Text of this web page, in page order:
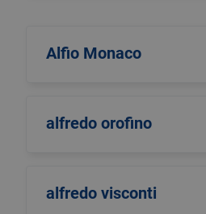
Alfio Monaco
alfredo orofino
alfredo visconti